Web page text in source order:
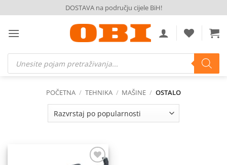
to
content
DOSTAVA na području cijele BiH!
Products
search
POČETNA / TEHNIKA / MAŠINE / OSTALO